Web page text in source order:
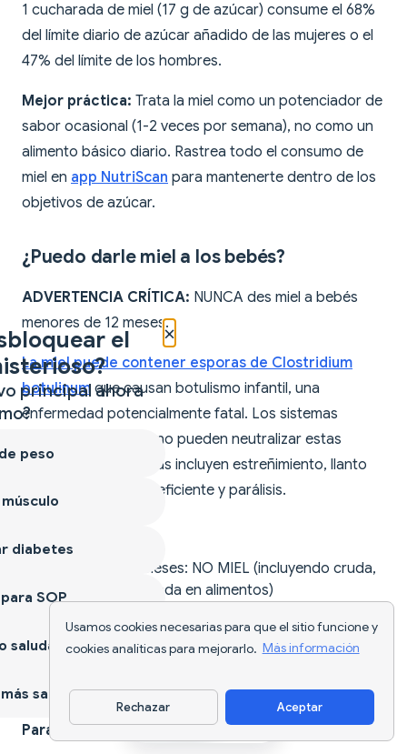
Usamos cookies necesarias para que el sitio funcione y
cookies analíticas para mejorarlo. Más información
Rechazar Aceptar
1 cucharada de miel (17 g de azúcar) consume el 68%
del límite diario de azúcar añadido de las mujeres o el
47% del límite de los hombres.
Mejor práctica: Trata la miel como un potenciador de
sabor ocasional (1-2 veces por semana), no como un
alimento básico diario. Rastrea todo el consumo de
miel en app NutriScan para mantenerte dentro de los
objetivos de azúcar.
¿Puedo darle miel a los bebés?
ADVERTENCIA CRÍTICA: NUNCA des miel a bebés
menores de 12 meses.
La miel puede contener esporas de Clostridium
botulinum que causan botulismo infantil, una
enfermedad potencialmente fatal. Los sistemas
digestivos infantiles no pueden neutralizar estas
esporas. Los síntomas incluyen estreñimiento, llanto
débil, alimentación deficiente y parálisis.
Menores de 12 meses: NO MIEL (incluyendo cruda,
procesada, cocinada en alimentos)
12+ meses: Seguro introducir en pequeñas
cantidades
por seguridad alimentaria general)
Para alivio de tos en niños:
Descargar app
×
el
principal ahora
peso
diabetes
SOP
saludable
sano